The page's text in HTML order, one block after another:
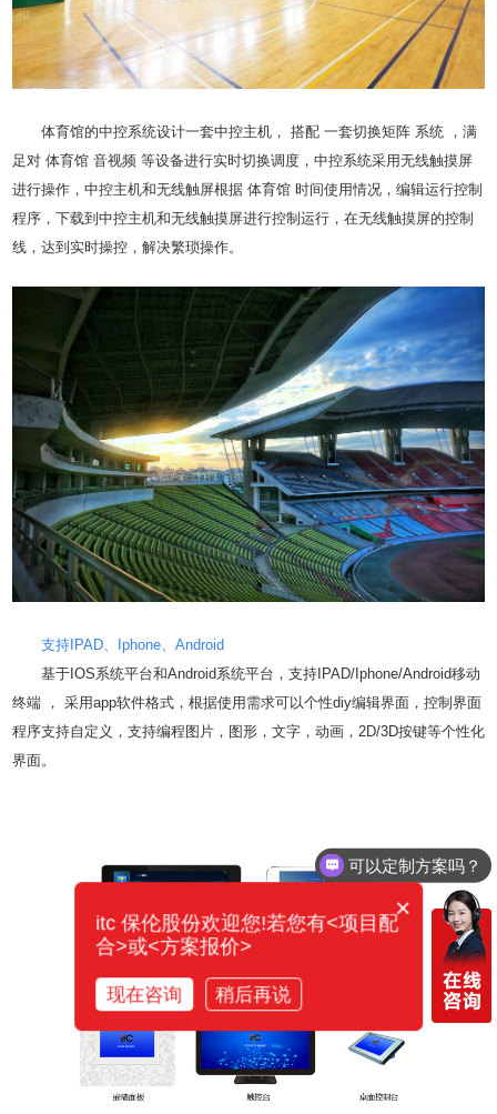
体育馆的中控系统设计一套中控主机， 搭配 一套切换矩阵 系统 ，满
足对 体育馆 音视频 等设备进行实时切换调度，中控系统采用无线触摸屏
进行操作，中控主机和无线触屏根据 体育馆 时间使用情况，编辑运行控制
程序，下载到中控主机和无线触摸屏进行控制运行，在无线触摸屏的控制
线，达到实时操控，解决繁琐操作。
支持IPAD、Iphone、Android
基于IOS系统平台和Android系统平台，支持IPAD/Iphone/Android移动
终端 ， 采用app软件格式，根据使用需求可以个性diy编辑界面，控制界面
程序支持自定义，支持编程图片，图形，文字，动画，2D/3D按键等个性化
界面。
可以定制方案吗？
×
itc 保伦股份欢迎您!若您有<项目配
合>或<方案报价>
现在咨询 稍后再说